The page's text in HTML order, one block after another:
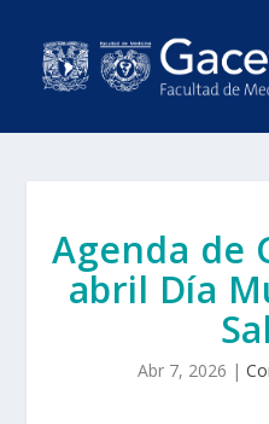
Agenda de
abril Día
Abr 7, 2026 |